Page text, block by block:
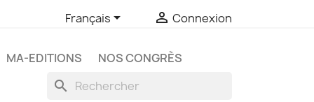
Français  Connexion
MA-EDITIONS NOS CONGRÈS
search